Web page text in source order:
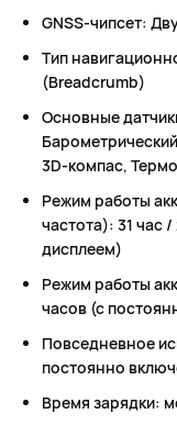
GNSS-чипсет:
Тип
(Breadcrumb)
Основные
3D-компас,
Режим работы
частота): 31 час
дисплеем)
Режим работы
часов (с
Повседневное
постоянно
Время зарядки: